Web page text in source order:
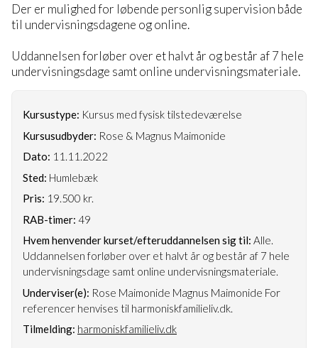
Der er mulighed for løbende personlig supervision både
til undervisningsdagene og online.
Uddannelsen forløber over et halvt år og består af 7 hele
undervisningsdage samt online undervisningsmateriale.
Kursustype: Kursus med fysisk tilstedeværelse
Kursusudbyder: Rose & Magnus Maimonide
Dato: 11.11.2022
Sted: Humlebæk
Pris: 19.500 kr.
RAB-timer: 49
Hvem henvender kurset/efteruddannelsen sig til: Alle.
Uddannelsen forløber over et halvt år og består af 7 hele
undervisningsdage samt online undervisningsmateriale.
Underviser(e): Rose Maimonide Magnus Maimonide For
referencer henvises til harmoniskfamilieliv.dk.
Tilmelding: harmoniskfamilieliv.dk